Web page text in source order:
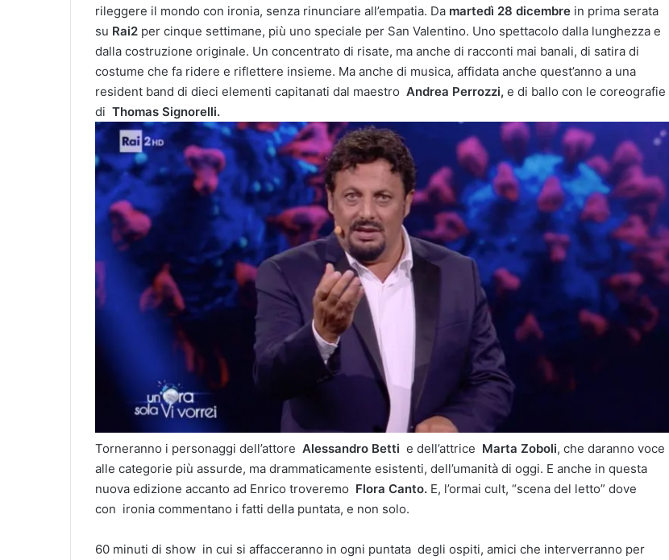
rileggere il mondo con ironia, senza rinunciare all’empatia. Da martedì 28 dicembre in prima serata
su Rai2 per cinque settimane, più uno speciale per San Valentino. Uno spettacolo dalla lunghezza e
dalla costruzione originale. Un concentrato di risate, ma anche di racconti mai banali, di satira di
costume che fa ridere e riflettere insieme. Ma anche di musica, affidata anche quest’anno a una
resident band di dieci elementi capitanati dal maestro Andrea Perrozzi, e di ballo con le coreografie
di Thomas Signorelli.
Torneranno i personaggi dell’attore Alessandro Betti e dell’attrice Marta Zoboli, che daranno voce
alle categorie più assurde, ma drammaticamente esistenti, dell’umanità di oggi. E anche in questa
nuova edizione accanto ad Enrico troveremo Flora Canto. E, l’ormai cult, “scena del letto” dove
con ironia commentano i fatti della puntata, e non solo.
60 minuti di show in cui si affacceranno in ogni puntata degli ospiti, amici che interverranno per